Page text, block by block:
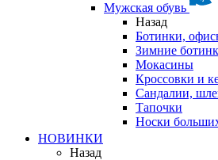
Мужская обувь
Назад
Ботинки,
Зимние
Мокасины
Кроссовки и
Сандалии,
Тапочки
Носки
НОВИНКИ
Назад